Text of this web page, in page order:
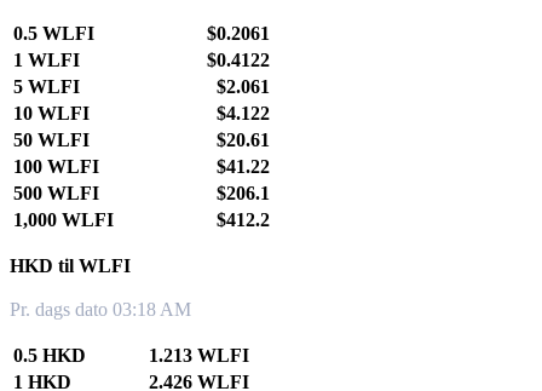
0.5 WLFI
$0.2061
1 WLFI
$0.4122
5 WLFI
$2.061
10 WLFI
$4.122
50 WLFI
$20.61
100 WLFI
$41.22
500 WLFI
$206.1
1,000 WLFI
$412.2
HKD til WLFI
Pr. dags dato 03:18 AM
0.5 HKD
1.213 WLFI
1 HKD
2.426 WLFI